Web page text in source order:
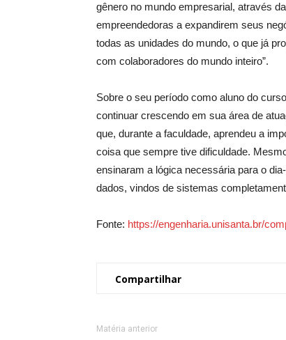
gênero no mundo empresarial, através
empreendedoras a expandirem seus
todas as unidades do mundo, o que já
com colaboradores do mundo inteiro”.
Sobre o seu período como aluno do
continuar crescendo em sua área de
que, durante a faculdade, aprendeu a
coisa que sempre tive dificuldade.
ensinaram a lógica necessária para o
dados, vindos de sistemas
Fonte: https://engenharia.unisanta.br/
Compartilhar
Matéria anterior